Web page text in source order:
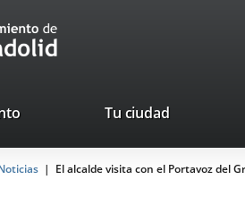
Tu ciudad
El alcalde visita con el Portavoz del